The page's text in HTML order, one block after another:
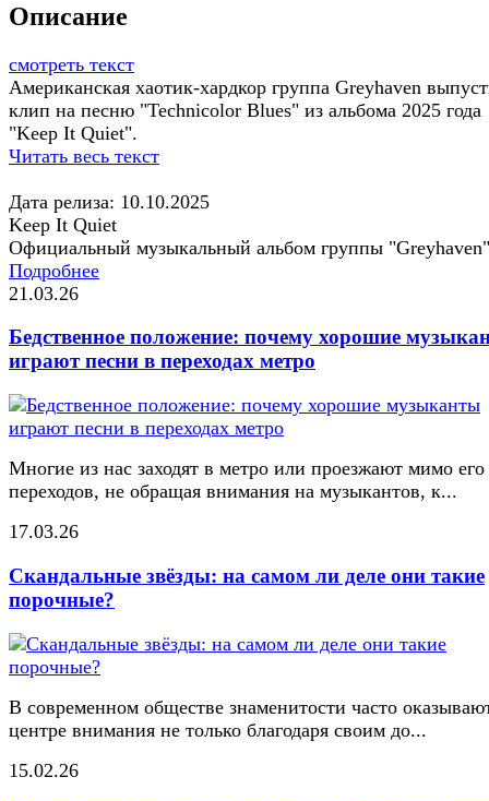
Описание
смотреть текст
Американская хаотик-хардкор группа Greyhaven
клип на песню "Technicolor Blues" из альбома 2025 года
"Keep It Quiet".
Читать весь текст
Дата релиза: 10.10.2025
Keep It Quiet
Официальный музыкальный альбом группы "Greyhaven"
Подробнее
21.03.26
Бедственное положение: почему хорошие
играют песни в переходах метро
Многие из нас заходят в метро или проезжают мимо его
переходов, не обращая внимания на музыкантов, к...
17.03.26
Скандальные звёзды: на самом ли деле они такие
порочные?
В современном обществе знаменитости часто
центре внимания не только благодаря своим до...
15.02.26